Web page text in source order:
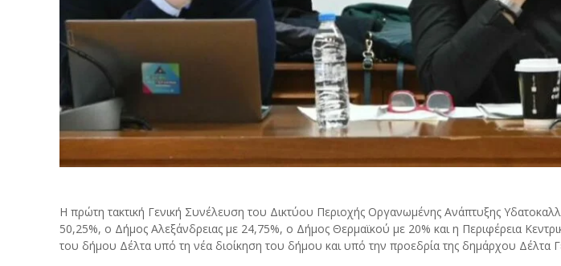
Η πρώτη τακτική Γενική Συνέλευση του Δικτύου Περιοχής Οργανωμένης Ανάπτυξης
50,25%, ο Δήμος Αλεξάνδρειας με 24,75%, ο Δήμος Θερμαϊκού με 20% και η Περιφέρεια
του δήμου Δέλτα υπό τη νέα διοίκηση του δήμου και υπό την προεδρία της δημάρχου Δέλτα